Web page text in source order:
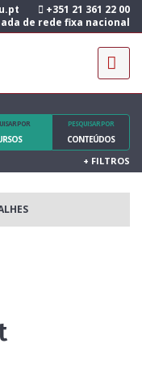
+351 21 361 22 00
de rede fixa nacional
POR PESQUISAR POR
CONTEÚDOS
+ FILTROS